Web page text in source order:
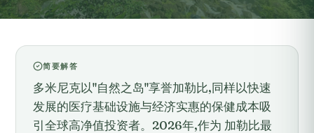
简要解答
多米尼克以"自然之岛"享誉加勒比,同样以快速
发展的医疗基础设施与经济实惠的保健成本吸
引全球高净值投资者。2026年,作为 加勒比最